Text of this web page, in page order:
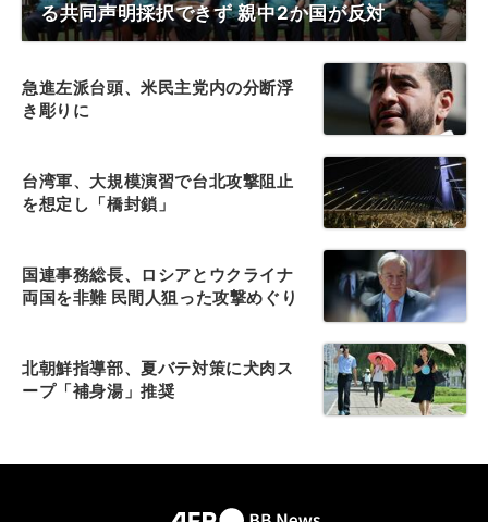
る共同声明採択できず 親中2か国が反対
急進左派台頭、米民主党内の分断浮
き彫りに
台湾軍、大規模演習で台北攻撃阻止
を想定し「橋封鎖」
国連事務総長、ロシアとウクライナ
両国を非難 民間人狙った攻撃めぐり
北朝鮮指導部、夏バテ対策に犬肉ス
ープ「補身湯」推奨